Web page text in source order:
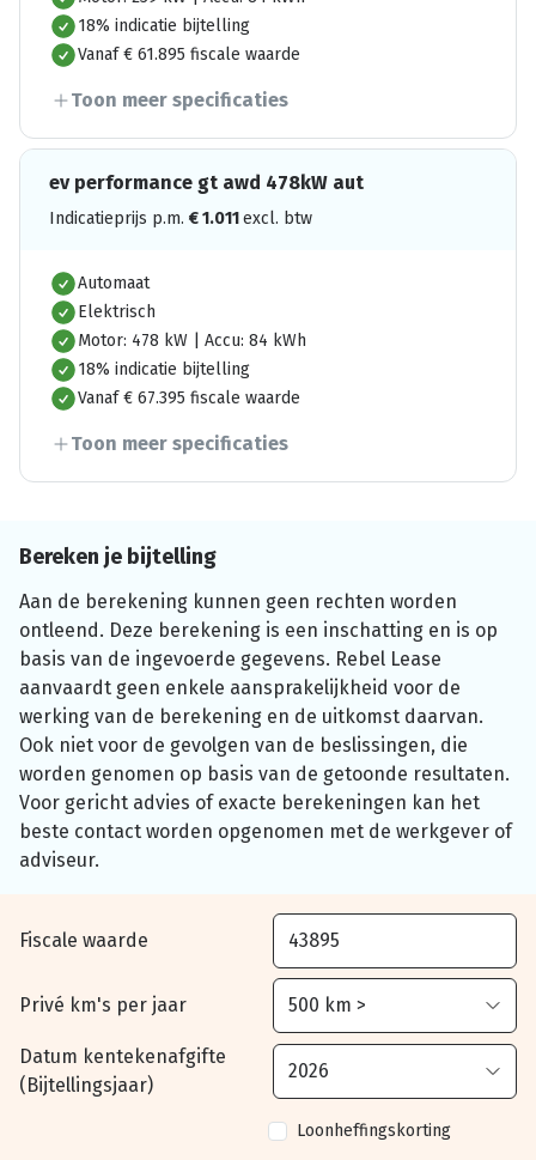
18% indicatie bijtelling
Vanaf € 61.895 fiscale waarde
Toon meer specificaties
ev performance gt awd 478kW aut
Indicatieprijs p.m. €1.011excl. btw
Automaat
Elektrisch
Motor: 478 kW | Accu: 84 kWh
18% indicatie bijtelling
Vanaf € 67.395 fiscale waarde
Toon meer specificaties
Bereken je bijtelling
Aan de berekening kunnen geen rechten worden
ontleend. Deze berekening is een inschatting en is op
basis van de ingevoerde gegevens. Rebel Lease
aanvaardt geen enkele aansprakelijkheid voor de
werking van de berekening en de uitkomst daarvan.
Ook niet voor de gevolgen van de beslissingen, die
worden genomen op basis van de getoonde resultaten.
Voor gericht advies of exacte berekeningen kan het
beste contact worden opgenomen met de werkgever of
adviseur.
Fiscale waarde
Privé km's per jaar
Datum kentekenafgifte
(Bijtellingsjaar)
Loonheffingskorting